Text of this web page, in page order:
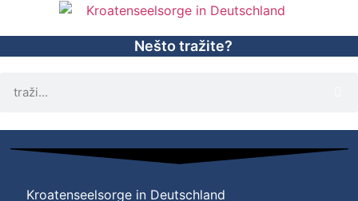
Nešto tražite?
Kroatenseelsorge in Deutschland